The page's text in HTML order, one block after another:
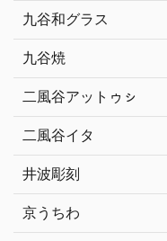
九谷和グラス
九谷焼
二風谷アットゥㇱ
二風谷イタ
井波彫刻
京うちわ